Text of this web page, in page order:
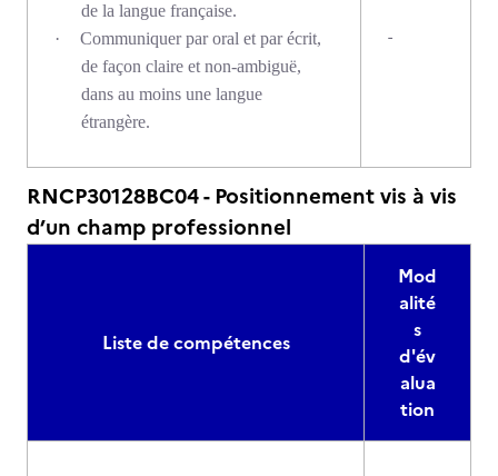
de la langue française.
·
Communiquer par oral et par écrit,
de façon claire et non-ambiguë,
dans au moins une langue
étrangère.
-
RNCP30128BC04 - Positionnement vis à vis
d’un champ professionnel
Liste de compétences
Mod
alité
s
d'év
alua
tion